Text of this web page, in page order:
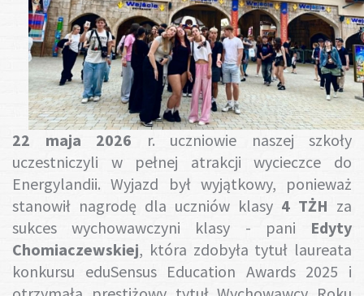
Plan lekcji
Gotuj z nami
22 maja 2026 r. uczniowie naszej szkoły
uczestniczyli w pełnej atrakcji wycieczce do
Energylandii. Wyjazd był wyjątkowy, ponieważ
stanowił nagrodę dla uczniów klasy 4 TŻH za
sukces wychowawczyni klasy - pani Edyty
Chomiaczewskiej, która zdobyła tytuł laureata
konkursu eduSensus Education Awards 2025 i